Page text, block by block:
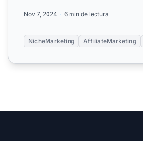
Nov 7, 2024 6 min de lectura
NicheMarketing AffiliateMarketing